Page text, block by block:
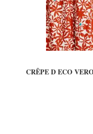
CRÊPE D ECO